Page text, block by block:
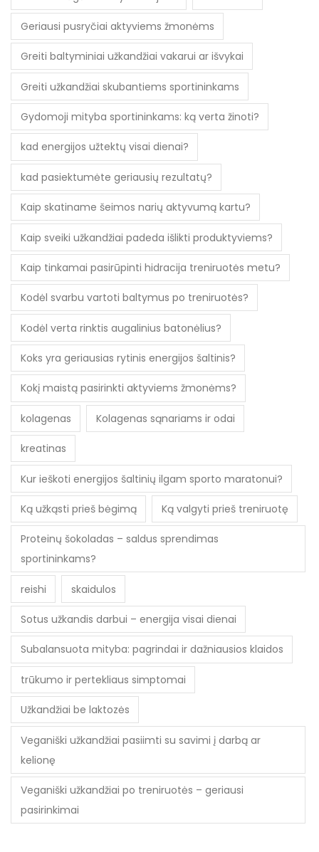
Geriausi pusryčiai aktyviems žmonėms
Greiti baltyminiai užkandžiai vakarui ar išvykai
Greiti užkandžiai skubantiems sportininkams
Gydomoji mityba sportininkams: ką verta žinoti?
kad energijos užtektų visai dienai?
kad pasiektumėte geriausių rezultatų?
Kaip skatiname šeimos narių aktyvumą kartu?
Kaip sveiki užkandžiai padeda išlikti produktyviems?
Kaip tinkamai pasirūpinti hidracija treniruotės metu?
Kodėl svarbu vartoti baltymus po treniruotės?
Kodėl verta rinktis augalinius batonėlius?
Koks yra geriausias rytinis energijos šaltinis?
Kokį maistą pasirinkti aktyviems žmonėms?
kolagenas Kolagenas sąnariams ir odai
kreatinas
Kur ieškoti energijos šaltinių ilgam sporto maratonui?
Ką užkąsti prieš bėgimą Ką valgyti prieš treniruotę
Proteinų šokoladas – saldus sprendimas
sportininkams?
reishi skaidulos
Sotus užkandis darbui – energija visai dienai
Subalansuota mityba: pagrindai ir dažniausios klaidos
trūkumo ir pertekliaus simptomai
Užkandžiai be laktozės
Veganiški užkandžiai pasiimti su savimi į darbą ar
kelionę
Veganiški užkandžiai po treniruotės – geriausi
pasirinkimai